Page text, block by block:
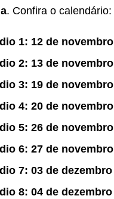
. Confira o calendário:
1: 12 de novembro
2: 13 de novembro
3: 19 de novembro
4: 20 de novembro
5: 26 de novembro
6: 27 de novembro
7: 03 de dezembro
8: 04 de dezembro